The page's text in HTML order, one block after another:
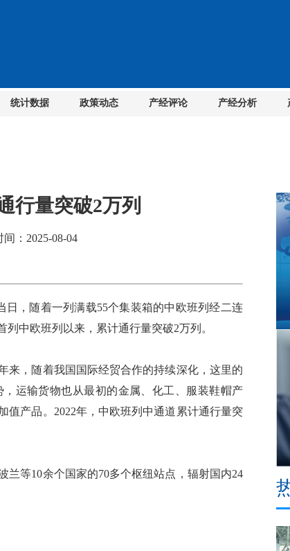
统计数据 政策动态 产经评论 产经分析
行量突破2万列
：2025-08-04
，随着一列满载55个集装箱的中欧班列经二连
中欧班列以来，累计通行量突破2万列。
，随着我国国际经贸合作的持续深化，这里的
运输货物也从最初的金属、化工、服装鞋帽产
产品。2022年，中欧班列中通道累计通行量突
等10余个国家的70多个枢纽站点，辐射国内24